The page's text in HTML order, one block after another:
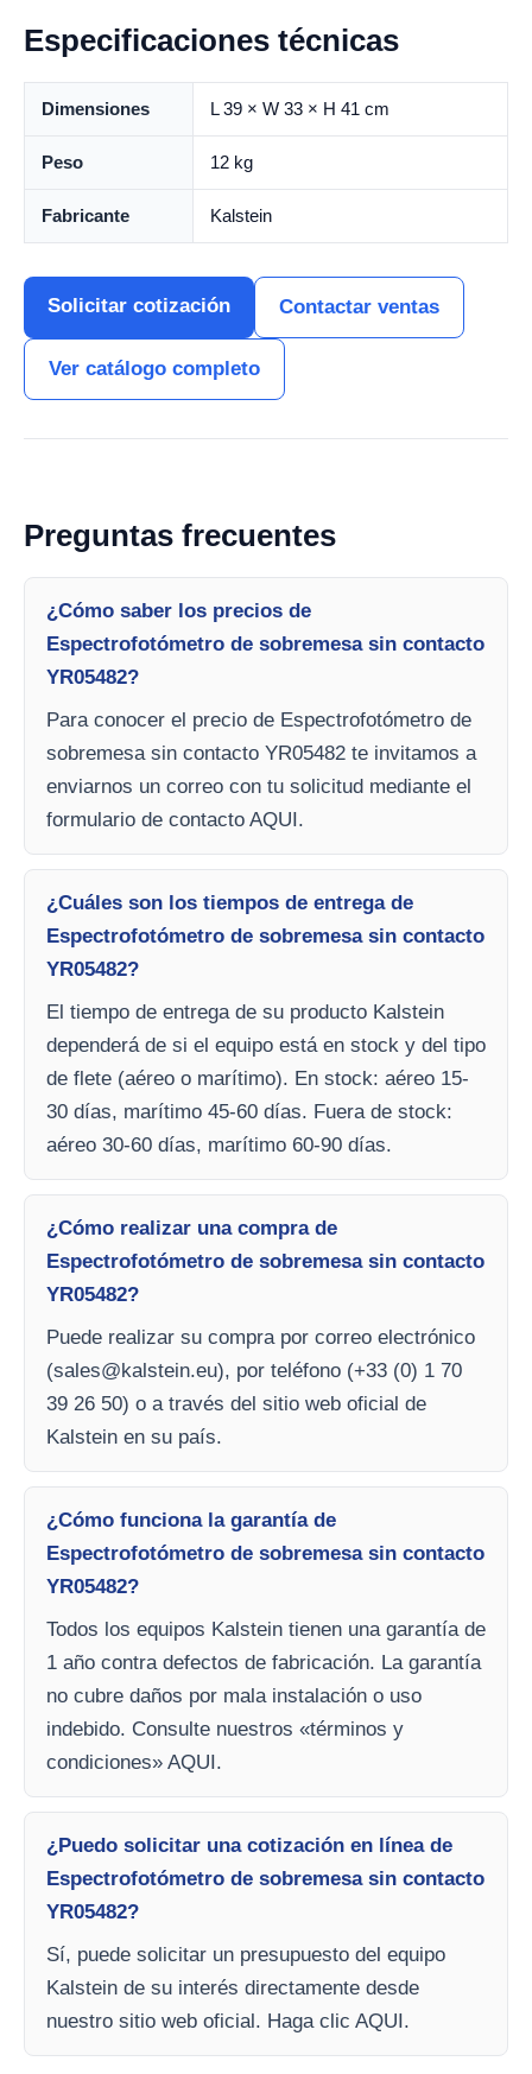
Especificaciones técnicas
Dimensiones L 39 × W 33 × H 41 cm
Peso 12 kg
Fabricante Kalstein
Solicitar cotización Contactar ventas
Ver catálogo completo
Preguntas frecuentes
¿Cómo saber los precios de
Espectrofotómetro de sobremesa sin contacto
YR05482?
Para conocer el precio de Espectrofotómetro de
sobremesa sin contacto YR05482 te invitamos a
enviarnos un correo con tu solicitud mediante el
formulario de contacto AQUI.
¿Cuáles son los tiempos de entrega de
Espectrofotómetro de sobremesa sin contacto
YR05482?
El tiempo de entrega de su producto Kalstein
dependerá de si el equipo está en stock y del tipo
de flete (aéreo o marítimo). En stock: aéreo 15-
30 días, marítimo 45-60 días. Fuera de stock:
aéreo 30-60 días, marítimo 60-90 días.
¿Cómo realizar una compra de
Espectrofotómetro de sobremesa sin contacto
YR05482?
Puede realizar su compra por correo electrónico
(sales@kalstein.eu), por teléfono (+33 (0) 1 70
39 26 50) o a través del sitio web oficial de
Kalstein en su país.
¿Cómo funciona la garantía de
Espectrofotómetro de sobremesa sin contacto
YR05482?
Todos los equipos Kalstein tienen una garantía de
1 año contra defectos de fabricación. La garantía
no cubre daños por mala instalación o uso
indebido. Consulte nuestros «términos y
condiciones» AQUI.
¿Puedo solicitar una cotización en línea de
Espectrofotómetro de sobremesa sin contacto
YR05482?
Sí, puede solicitar un presupuesto del equipo
Kalstein de su interés directamente desde
nuestro sitio web oficial. Haga clic AQUI.